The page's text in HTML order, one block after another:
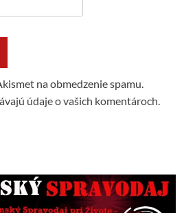
na obmedzenie spamu.
údaje o vašich komentároch.